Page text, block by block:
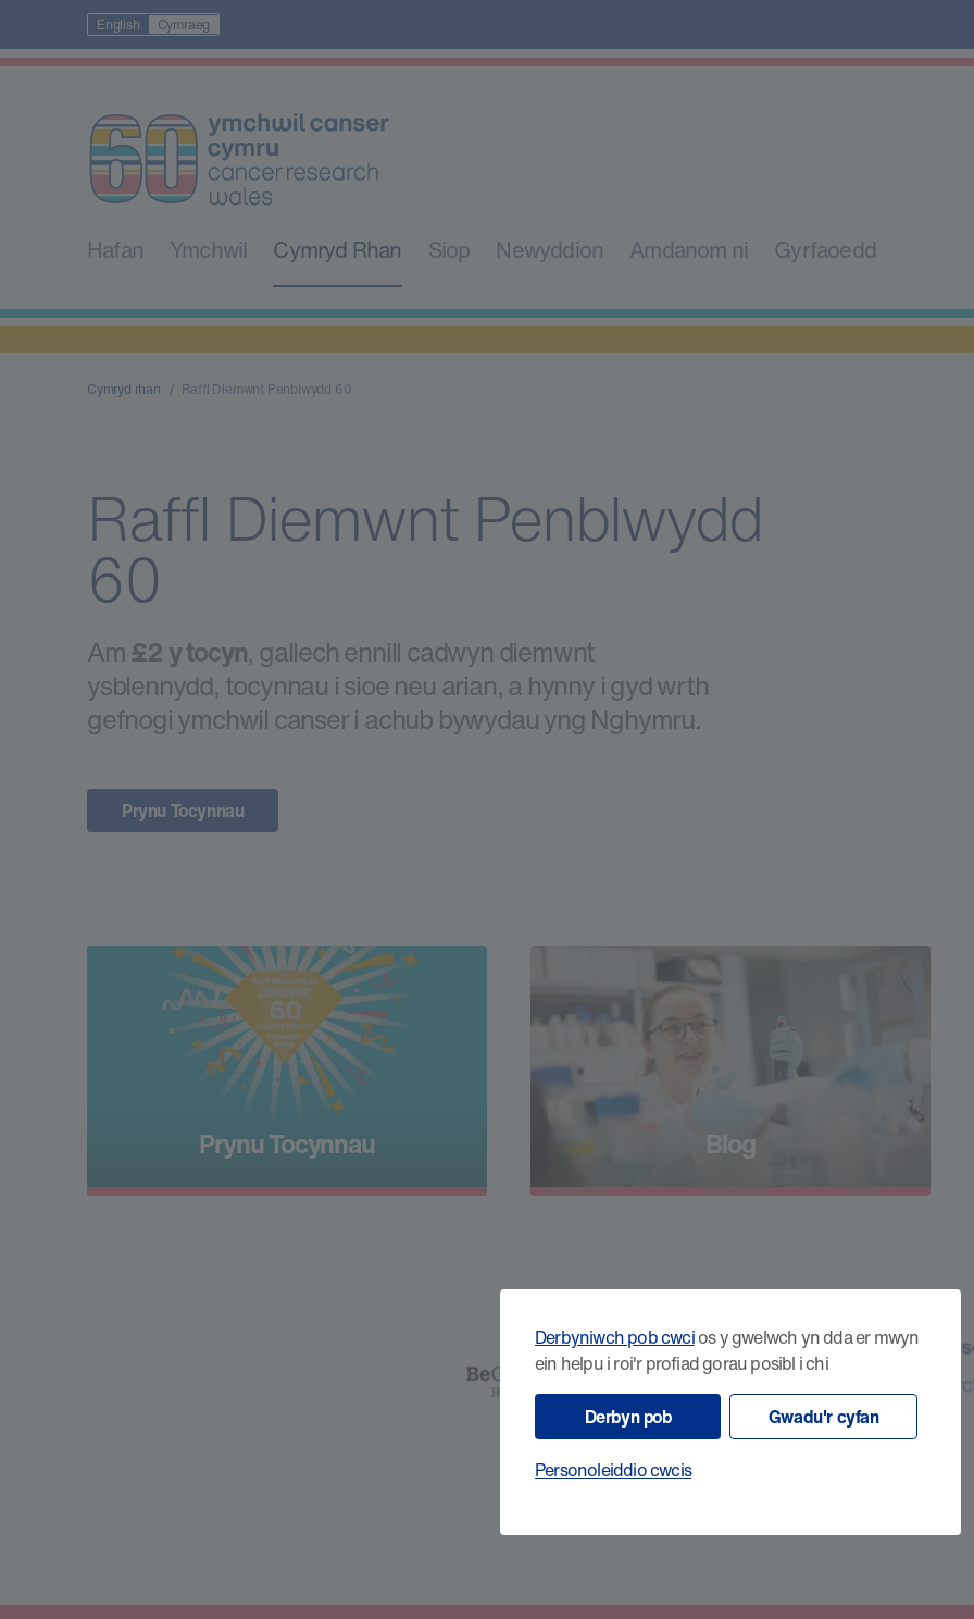
Derbyniwch pob cwcios y gwelwch yn dda er mwyn
ein helpu i roi'r profiad gorau posibl i chi
Derbyn pob Gwadu'r cyfan
Personoleiddio cwcis
English Cymraeg
Hafan Ymchwil Cymryd Rhan Siop Newyddion Amdanom ni Gyrfaoedd
Cymryd rhan Raffl Diemwnt Penblwydd 60
Raffl Diemwnt Penblwydd
60
Am£2 y tocyn, gallech ennill cadwyn diemwnt
ysblennydd, tocynnau i sioe neu arian, a hynny i gyd wrth
gefnogi ymchwil canser i achub bywydau yng Nghymru.
Prynu Tocynnau
Prynu Tocynnau Blog